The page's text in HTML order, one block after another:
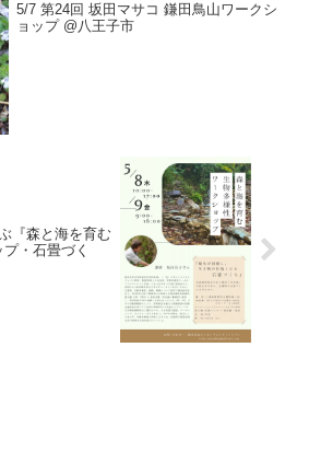
5/7 第24回 坂田マサコ 鎌田鳥山ワークシ
ョップ @八王子市
『森と海を育む
・石畳づく